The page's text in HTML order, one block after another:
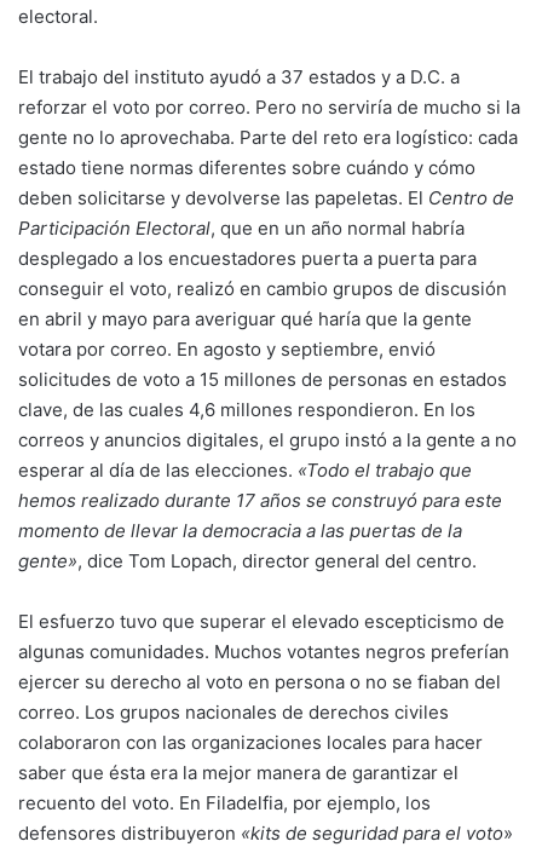
electoral.
El trabajo del instituto ayudó a 37 estados y a D.C. a
reforzar el voto por correo. Pero no serviría de mucho si la
gente no lo aprovechaba. Parte del reto era logístico: cada
estado tiene normas diferentes sobre cuándo y cómo
deben solicitarse y devolverse las papeletas. El Centro de
Participación Electoral, que en un año normal habría
desplegado a los encuestadores puerta a puerta para
conseguir el voto, realizó en cambio grupos de discusión
en abril y mayo para averiguar qué haría que la gente
votara por correo. En agosto y septiembre, envió
solicitudes de voto a 15 millones de personas en estados
clave, de las cuales 4,6 millones respondieron. En los
correos y anuncios digitales, el grupo instó a la gente a no
esperar al día de las elecciones. «Todo el trabajo que
hemos realizado durante 17 años se construyó para este
momento de llevar la democracia a las puertas de la
gente», dice Tom Lopach, director general del centro.
El esfuerzo tuvo que superar el elevado escepticismo de
algunas comunidades. Muchos votantes negros preferían
ejercer su derecho al voto en persona o no se fiaban del
correo. Los grupos nacionales de derechos civiles
colaboraron con las organizaciones locales para hacer
saber que ésta era la mejor manera de garantizar el
recuento del voto. En Filadelfia, por ejemplo, los
defensores distribuyeron «kits de seguridad para el voto»